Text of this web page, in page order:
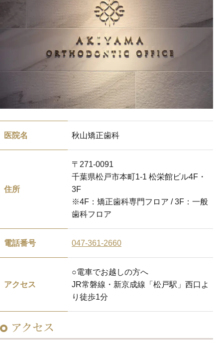
医院名 秋山矯正歯科
住所
〒271-0091
千葉県松戸市本町1-1 松栄館ビル4F・
3F
※4F：矯正歯科専門フロア / 3F：一般
歯科フロア
電話番号 047-361-2660
アクセス
○電車でお越しの方へ
JR常磐線・新京成線「松戸駅」西口よ
り徒歩1分
アクセス